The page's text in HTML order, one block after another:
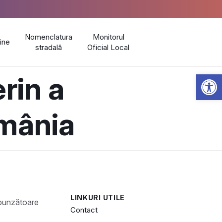
Nomenclatura
stradală
Monitorul
Oficial Local
a
LINKURI UTILE
Contact